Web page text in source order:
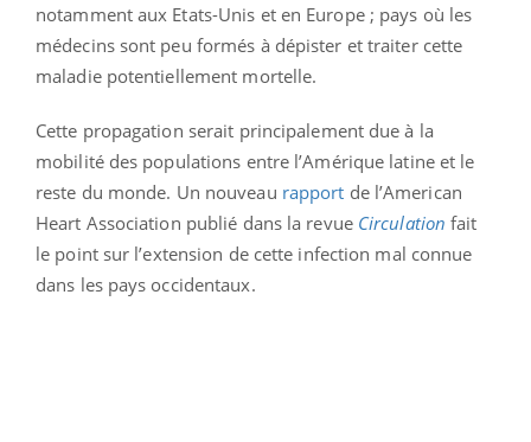
notamment aux Etats-Unis et en Europe ; pays où les
médecins sont peu formés à dépister et traiter cette
maladie potentiellement mortelle.
Cette propagation serait principalement due à la
mobilité des populations entre l’Amérique latine et le
reste du monde. Un nouveau rapport de l’American
Heart Association publié dans la revue Circulation fait
le point sur l’extension de cette infection mal connue
dans les pays occidentaux.